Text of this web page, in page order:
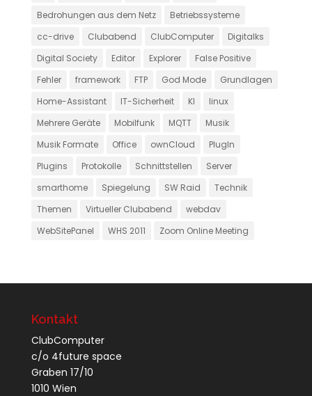
Bedrohungen aus dem Netz
Betriebssysteme
cc-drive
Clubabend ClubComputer
Digitalks
Digital Society
Editor Explorer
False Positive
Fehler
framework FTP God Mode
Grundlagen
Home-Assistant
IT-Sicherheit KI
linux
Mehrere Geräte
Mobilfunk MQTT
Musik
Musik Formate
Office ownCloud
PlugIn
Plugins
Protokolle Schnittstellen
Server
smarthome
Spiegelung SW Raid
Technik
Themen
Virtueller Clubabend
webdav
WebSitePanel
WHS 2011 Zoom Online Meeting
Kontakt
ClubComputer
c/o 4future space
Graben 17/10
1010 Wien